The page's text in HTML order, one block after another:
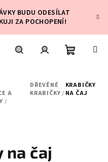
BUDU ODESÍLAT
ZA POCHOPENÍ!
košík
A
/
DŘEVĚNÉ
KRABIČKY/
KRABIČKY
NA ČAJ
na čaj